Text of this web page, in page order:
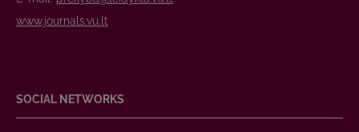
www.journals.vu.lt
SOCIAL NETWORKS